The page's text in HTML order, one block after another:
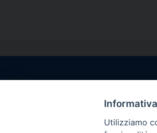
Informativa
Utilizziamo